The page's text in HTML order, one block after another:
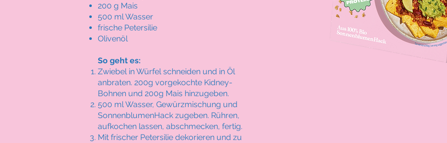
200 g Mais
500 ml Wasser
frische Petersilie
Olivenöl
So geht es:
Zwiebel in Würfel schneiden und in Öl
anbraten. 200g vorgekochte Kidney-
Bohnen und 200g Mais hinzugeben.
500 ml Wasser, Gewürzmischung und
SonnenblumenHack zugeben. Rühren,
aufkochen lassen, abschmecken, fertig.
Mit frischer Petersilie dekorieren und zu